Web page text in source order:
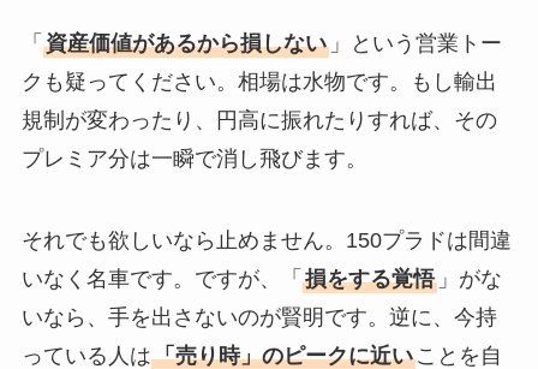
「 資産価値があるから損しない」という営業トー
クも疑ってください。相場は水物です。もし輸出
規制が変わったり、円高に振れたりすれば、その
プレミア分は一瞬で消し飛びます。
それでも欲しいなら止めません。150プラドは間違
いなく名車です。ですが、「 損をする覚悟」がな
いなら、手を出さないのが賢明です。逆に、今持
っている人は「売り時」のピークに近いことを自